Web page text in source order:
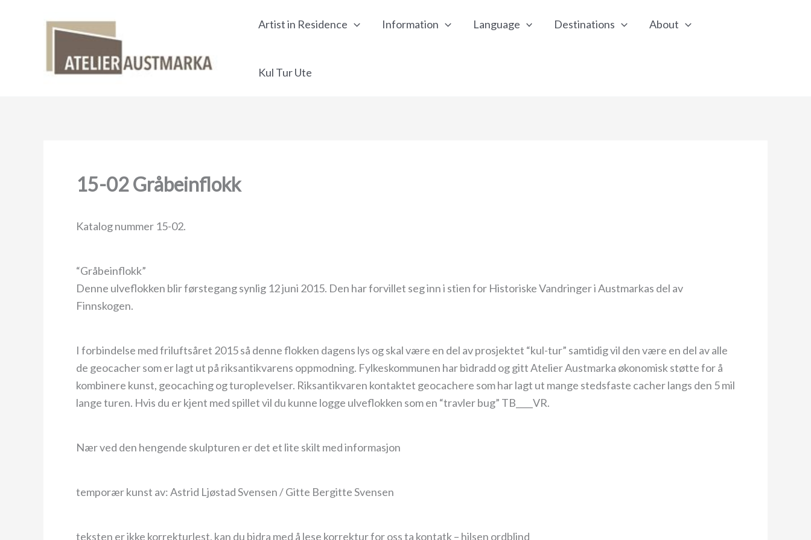
Artist in Residence Information Language Destinations About
Kul Tur Ute
15-02 Gråbeinflokk
Katalog nummer 15-02.
“Gråbeinflokk”
Denne ulveflokken blir førstegang synlig 12 juni 2015. Den har forvillet seg inn i stien for Historiske Vandringer i Austmarkas del av
Finnskogen.
I forbindelse med friluftsåret 2015 så denne flokken dagens lys og skal være en del av prosjektet “kul-tur” samtidig vil den være en del av alle
de geocacher som er lagt ut på riksantikvarens oppmodning. Fylkeskommunen har bidradd og gitt Atelier Austmarka økonomisk støtte for å
kombinere kunst, geocaching og turoplevelser. Riksantikvaren kontaktet geocachere som har lagt ut mange stedsfaste cacher langs den 5 mil
lange turen. Hvis du er kjent med spillet vil du kunne logge ulveflokken som en “travler bug” TB____VR.
Nær ved den hengende skulpturen er det et lite skilt med informasjon
temporær kunst av: Astrid Ljøstad Svensen / Gitte Bergitte Svensen
teksten er ikke korrekturlest, kan du bidra med å lese korrektur for oss ta kontatk – hilsen ordblind